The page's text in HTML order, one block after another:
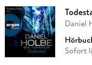
Daniel
Sofort